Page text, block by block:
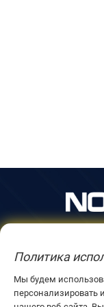
О нас
Партнер
Политика
Мы будем
персонализировать